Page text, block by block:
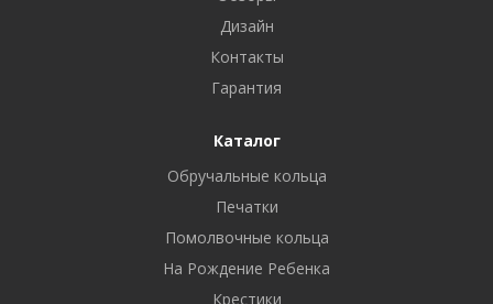
Дизайн
Контакты
Гарантия
Каталог
Обручальные кольца
Печатки
Помолвочные кольца
На Рождение Ребенка
Крестики